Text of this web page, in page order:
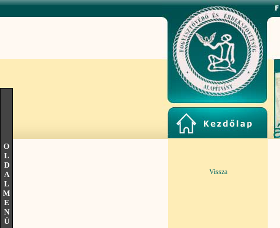
O
L
D
A
L
M
E
N
Ü
Vissza